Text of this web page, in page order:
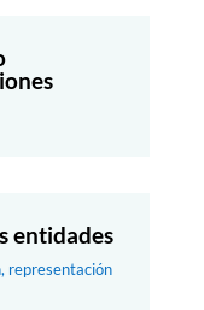
entidades
representación